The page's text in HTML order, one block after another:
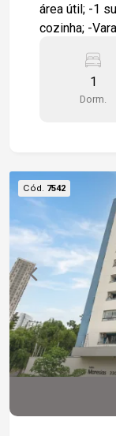
área útil; -1
cozinha; -
Piscinas
Localização:
minutos do
1
Dorm.
Cód. 7542